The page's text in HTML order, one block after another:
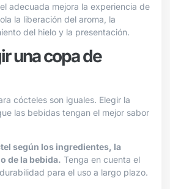
adecuada mejora la experiencia de
la liberación del aroma, la
del hielo y la presentación.
una copa de
cócteles son iguales. Elegir la
las bebidas tengan el mejor sabor
según los ingredientes, la
de la bebida. Tenga en cuenta el
para el uso a largo plazo.